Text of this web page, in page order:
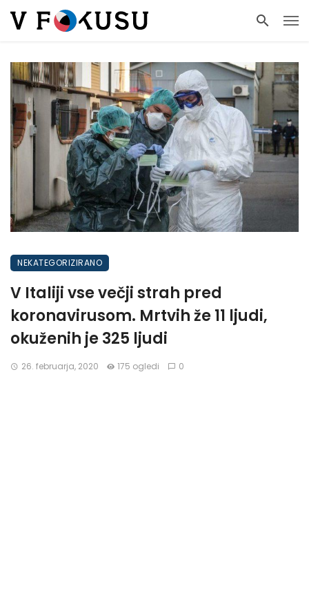
NEKATEGORIZIRANO
V Italiji vse večji strah pred
koronavirusom. Mrtvih že 11 ljudi,
okuženih je 325 ljudi
26. februarja, 2020 175 ogledi 0